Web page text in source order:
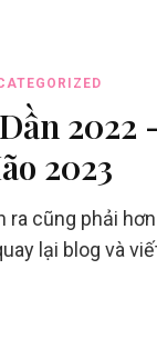
2022
2023
ra cũng phải hơn
lại blog và